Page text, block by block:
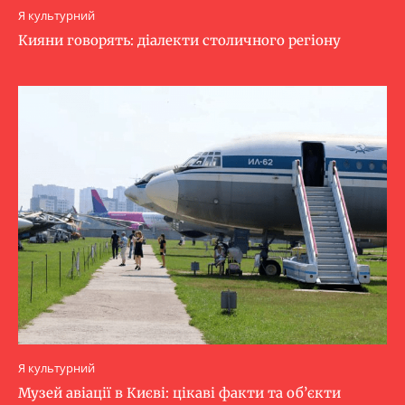
Я культурний
Кияни говорять: діалекти столичного регіону
Я культурний
Музей авіації в Києві: цікаві факти та об’єкти